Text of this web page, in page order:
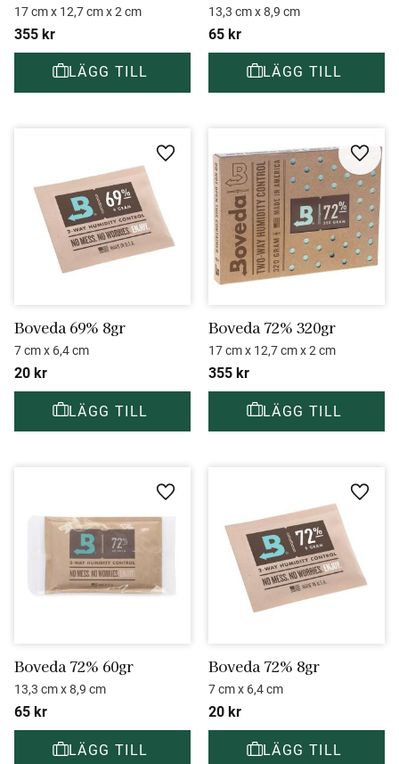
17 cm x 12,7 cm x 2 cm
355 kr
13,3 cm x 8,9 cm
65 kr
Boveda 69% 8gr
7 cm x 6,4 cm
20 kr
Lägg till i favoriter
Boveda 72% 320gr
17 cm x 12,7 cm x 2 cm
355 kr
Lägg
Boveda 72% 60gr
13,3 cm x 8,9 cm
65 kr
Lägg till i favoriter
Boveda 72% 8gr
7 cm x 6,4 cm
20 kr
Lägg